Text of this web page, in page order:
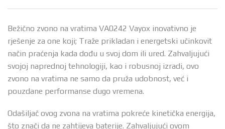
Bežično zvono na vratima VA0242 Vayox inovativno je
rješenje za one koji; Traže prikladan i energetski učinkovit
način praćenja kada dođu u svoj dom ili ured. Zahvaljujući
svojoj naprednoj tehnologiji, kao i robusnoj izradi, ovo
zvono na vratima ne samo da pruža udobnost, već i
pouzdane performanse dugo vremena.
Odašiljač ovog zvona na vratima pokreće kinetička energija,
što znači da ne zahtijeva baterije. Zahvaljujući ovom